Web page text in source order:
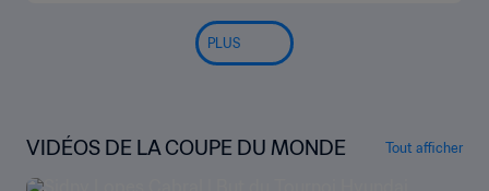
PLUS
VIDÉOS DE LA COUPE DU MONDE Tout afficher